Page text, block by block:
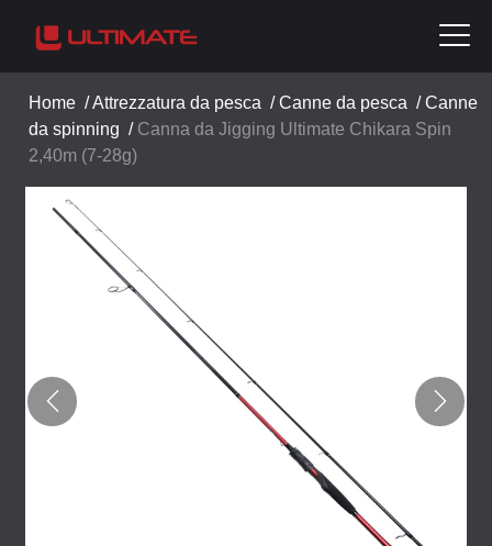
Home /Attrezzatura da pesca /Canne da pesca /Canne
da spinning / Canna da Jigging Ultimate Chikara Spin
2,40m (7-28g)